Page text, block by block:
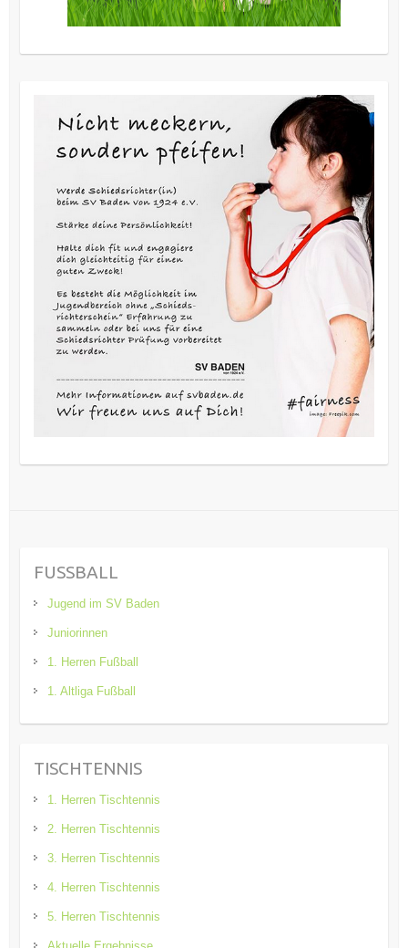
FUSSBALL
Jugend im SV Baden
Juniorinnen
1. Herren Fußball
1. Altliga Fußball
TISCHTENNIS
1. Herren Tischtennis
2. Herren Tischtennis
3. Herren Tischtennis
4. Herren Tischtennis
5. Herren Tischtennis